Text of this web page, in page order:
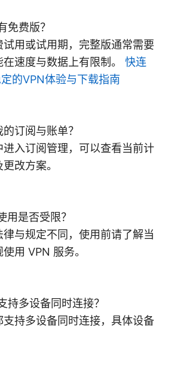
免费版？
用或试用期，完整版通常需要
速度与数据上有限制。 快连
的VPN体验与下载指南
订阅与账单？
入订阅管理，可以查看当前计
改方案。
用是否受限？
与规定不同，使用前请了解当
用 VPN 服务。
多设备同时连接？
持多设备同时连接，具体设备